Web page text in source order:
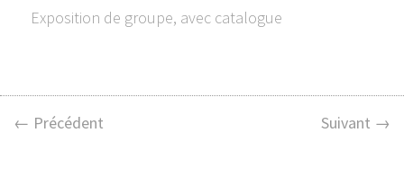
Exposition de groupe, avec catalogue
← Précédent Suivant →